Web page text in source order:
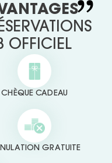
OFFICIEL
CHÈQUE CADEAU
GRATUITE